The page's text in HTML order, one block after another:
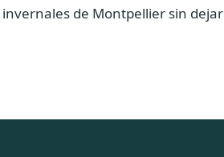
de Montpellier sin dejar